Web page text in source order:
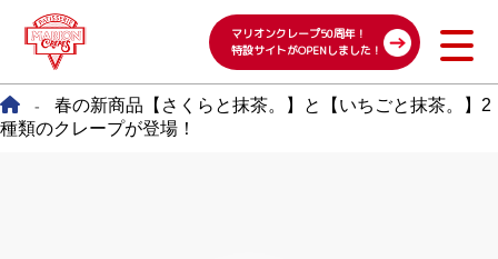
マリオンクレープ50周年！
特設サイトがOPENしました！
-
春の新商品【さくらと抹茶。】と【いちごと抹茶。】2
種類のクレープが登場！